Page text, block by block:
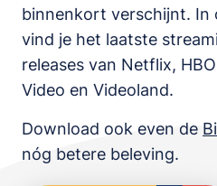
binnenkort verschijnt. In
vind je het laatste
releases van Netflix,
Video en Videoland.
Download ook even de
nóg betere beleving.